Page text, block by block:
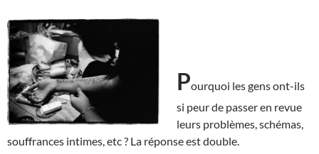
Pourquoi les gens ont-ils
si peur de passer en revue
leurs problèmes, schémas,
souffrances intimes, etc ? La réponse est double.